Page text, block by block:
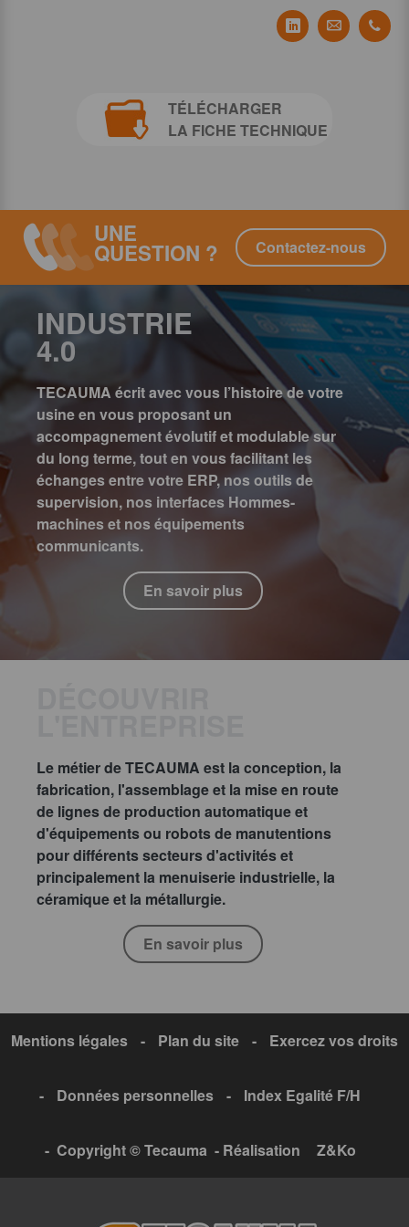
PartagerPartager
TÉLÉCHARGER
LA FICHE TECHNIQUE
UNE
QUESTION ? Contactez-nous
INDUSTRIE
4.0
TECAUMA écrit avec vous l’histoire de votre
usine en vous proposant un
accompagnement évolutif et modulable sur
du long terme, tout en vous facilitant les
échanges entre votre ERP, nos outils de
supervision, nos interfaces Hommes-
machines et nos équipements
communicants.
En savoir plus
Le métier de TECAUMA est la conception, la
fabrication, l'assemblage et la mise en route
de lignes de production automatique et
d'équipements ou robots de manutentions
pour différents secteurs d'activités et
principalement la menuiserie industrielle, la
céramique et la métallurgie.
En savoir plus
Mentions légales - Plan du site - Exercez vos droits
- Données personnelles - Index Egalité F/H
- Copyright © Tecauma - Réalisation Z&Ko